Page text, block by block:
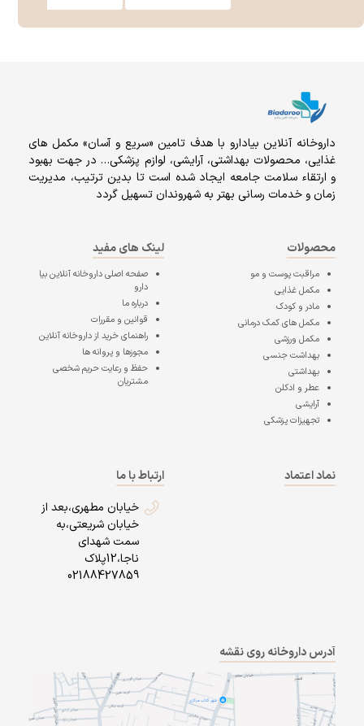
داروخانه آنلاين بيادارو با هدف تامين «سریع و آسان» مكمل هاى
غذايى، محصولات بهداشتى، آرايشى، لوازم پزشکی… در جهت بهبود
و ارتقاء سلامت جامعه ایجاد شده است تا بدین ترتیب، مدیریت
زمان و خدمات رسانی بهتر به شهروندان تسهیل گردد
محصولات
مراقبت پوست و مو
مکمل غذایی
مادر و کودک
مکمل های کمک درمانی
مکمل ورزشی
بهداشت جنسی
بهداشتی
عطر و ادکلن
آرایشی
تجهیزات پزشکی
لینک های مفید
صفحه اصلیداروخانه آنلاین بیا
دارو
درباره ما
قوانین و مقررات
راهنمای خرید از داروخانه آنلاین
مجوزها و پروانه ها
حفظ و رعایت حریم شخصی
مشتریان
نماد اعتماد
ارتباط با ما
خیابان مطهری،بعد از
خیابان شریعتی،به
سمت شهدای
ناجا،12پلاک
02188427859
آدرس داروخانه روی نقشه